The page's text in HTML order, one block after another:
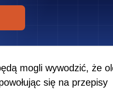
mogli wywodzić, że
się na przepisy